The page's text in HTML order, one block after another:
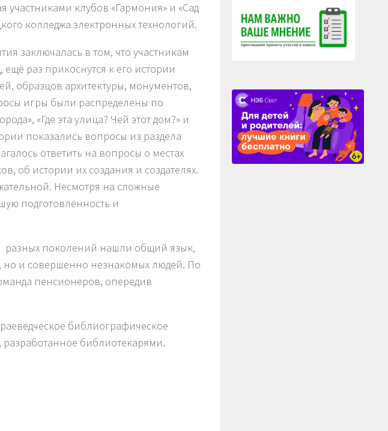
участниками клубов «Гармония» и «Сад
колледжа электронных технологий.
заключалась в том, что участникам
ещё раз прикоснутся к его истории
образцов архитектуры, монументов,
игры были распределены по
«Где эта улица? Чей этот дом?» и
показались вопросы из раздела
ответить на вопросы о местах
об истории их создания и создателях.
Несмотря на сложные
подготовленность и
разных поколений нашли общий язык,
но и совершенно незнакомых людей. По
пенсионеров, опередив
библиографическое
библиотекарями.